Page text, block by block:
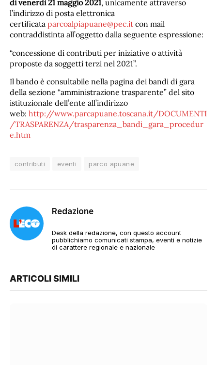
di venerdì 21 maggio 2021, unicamente attraverso
l’indirizzo di posta elettronica
certificata parcoalpiapuane@pec.it con mail
contraddistinta all’oggetto dalla seguente espressione:
“concessione di contributi per iniziative o attività
proposte da soggetti terzi nel 2021”.
Il bando è consultabile nella pagina dei bandi di gara
della sezione “amministrazione trasparente” del sito
istituzionale dell’ente all’indirizzo
web: http://www.parcapuane.toscana.it/DOCUMENTI
/TRASPARENZA/trasparenza_bandi_gara_procedur
e.htm
contributi eventi parco apuane
Redazione
Desk della redazione, con questo account
pubblichiamo comunicati stampa, eventi e notizie
di carattere regionale e nazionale
ARTICOLI SIMILI